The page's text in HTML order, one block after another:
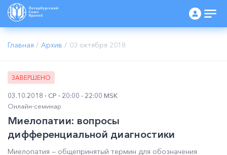
Главная / Архив / 03 октября 2018
ЗАВЕРШЕНО
03.10.2018 СР
20:00 - 22:00 MSK
Онлайн-семинар
Миелопатии: вопросы
дифференциальной диагностики
Миелопатия — общепринятый термин для обозначения